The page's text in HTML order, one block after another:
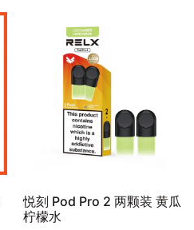
悦刻 Pod Pro 2 两颗装 黄瓜
柠檬水